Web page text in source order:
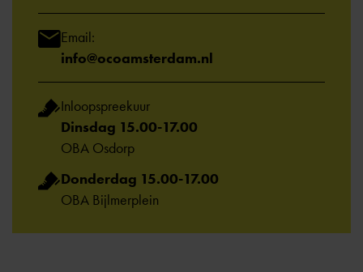
Email:
info@ocoamsterdam.nl
Inloopspreekuur
Dinsdag 15.00-17.00
OBA Osdorp
Donderdag 15.00-17.00
OBA Bijlmerplein